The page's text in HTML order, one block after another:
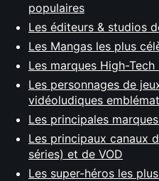
populaires
Les éditeurs & studios
Les Mangas les plus
Les marques High-Tech
Les personnages de
vidéoludiques
Les principales
Les principaux canaux
séries) et de VOD
Les super-héros les